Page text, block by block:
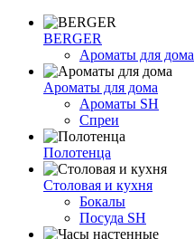
BERGER
Ароматы для дома
Ароматы для дома
Ароматы SH
Спреи
Полотенца
Столовая и кухня
Бокалы
Посуда SH